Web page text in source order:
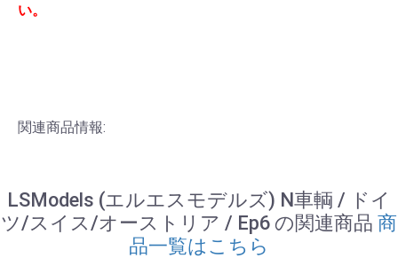
い。
関連商品情報:
LSModels (エルエスモデルズ) N車輌 / ドイ
ツ/スイス/オーストリア / Ep6 の関連商品 商
品一覧はこちら